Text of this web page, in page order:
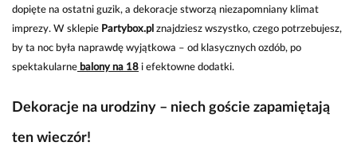
dopięte na ostatni guzik, a dekoracje stworzą niezapomniany klimat
imprezy. W sklepie Partybox.pl znajdziesz wszystko, czego potrzebujesz,
by ta noc była naprawdę wyjątkowa – od klasycznych ozdób, po
spektakularne balony na 18 i efektowne dodatki.
Dekoracje na urodziny – niech goście zapamiętają
ten wieczór!